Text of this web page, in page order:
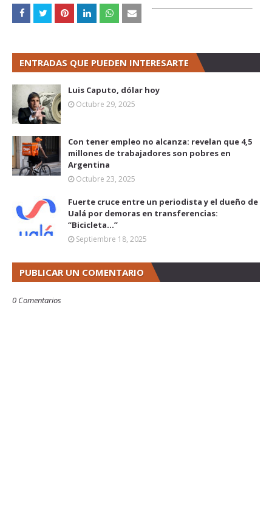
ENTRADAS QUE PUEDEN INTERESARTE
Luis Caputo, dólar hoy
Octubre 29, 2025
Con tener empleo no alcanza: revelan que 4,5
millones de trabajadores son pobres en
Argentina
Octubre 23, 2025
Fuerte cruce entre un periodista y el dueño de
Ualá por demoras en transferencias:
“Bicicleta...”
Septiembre 18, 2025
PUBLICAR UN COMENTARIO
0 Comentarios